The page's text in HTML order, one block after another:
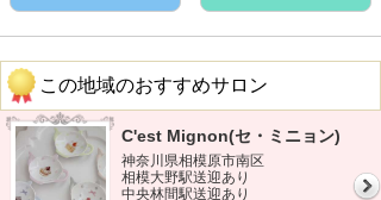
この地域のおすすめサロン
C'est Mignon(セ・ミニョン)
神奈川県相模原市南区
相模大野駅送迎あり
中央林間駅送迎あり